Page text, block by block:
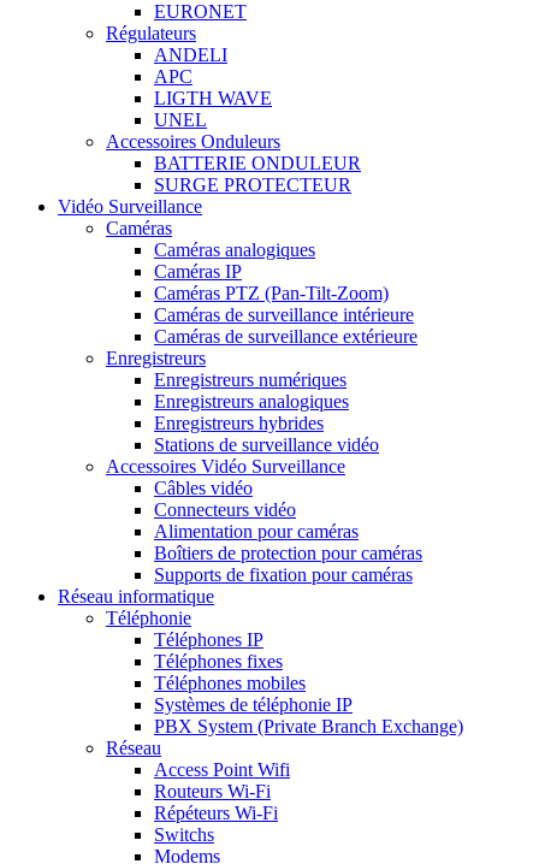
EURONET
Régulateurs
ANDELI
APC
LIGTH WAVE
UNEL
Accessoires Onduleurs
BATTERIE ONDULEUR
SURGE PROTECTEUR
Vidéo Surveillance
Caméras
Caméras analogiques
Caméras IP
Caméras PTZ (Pan-Tilt-Zoom)
Caméras de surveillance intérieure
Caméras de surveillance extérieure
Enregistreurs
Enregistreurs numériques
Enregistreurs analogiques
Enregistreurs hybrides
Stations de surveillance vidéo
Accessoires Vidéo Surveillance
Câbles vidéo
Connecteurs vidéo
Alimentation pour caméras
Boîtiers de protection pour caméras
Supports de fixation pour caméras
Réseau informatique
Téléphonie
Téléphones IP
Téléphones fixes
Téléphones mobiles
Systèmes de téléphonie IP
PBX System (Private Branch Exchange)
Réseau
Access Point Wifi
Routeurs Wi-Fi
Répéteurs Wi-Fi
Switchs
Modems